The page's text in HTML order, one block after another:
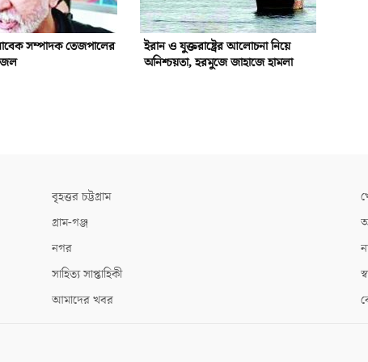
সম্পাদক তেজপালের
ইরান ও যুক্তরাষ্ট্রের আলোচনা নিয়ে
অনিশ্চয়তা, হরমুজে জাহাজে হামলা
বৃহত্তর চট্টগ্রাম
গ্রাম-গঞ্জ
নগর
সাহিত্য সাপ্তাহিকী
আমাদের খবর